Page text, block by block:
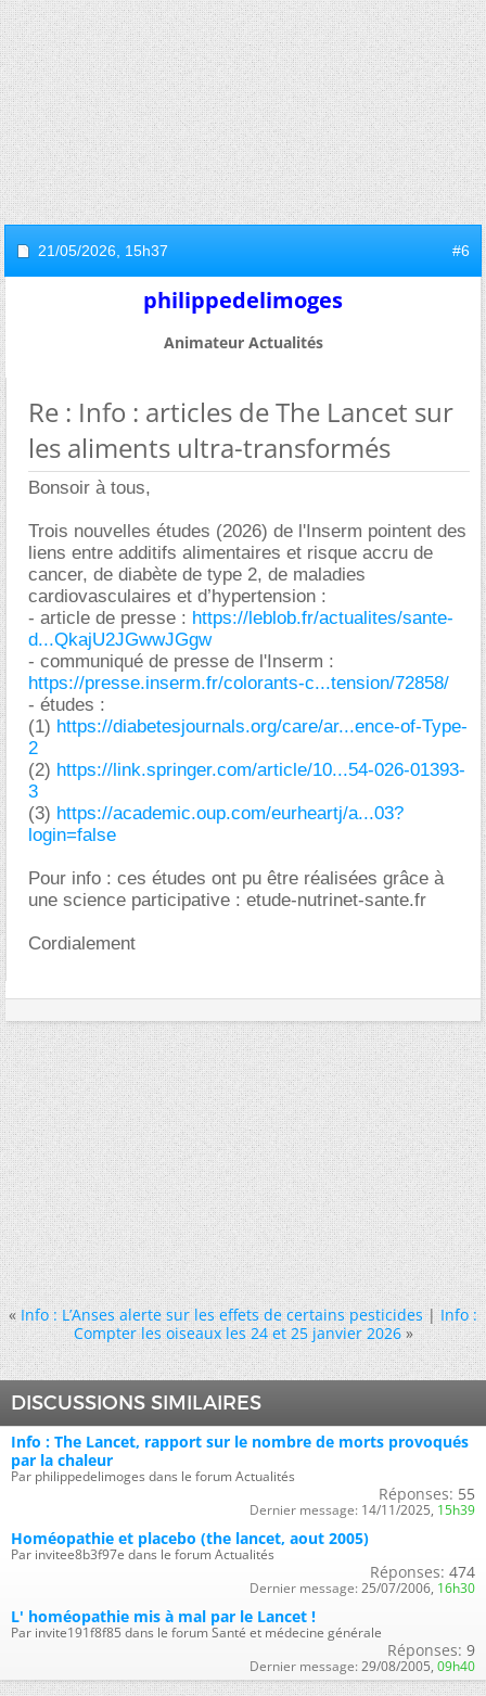
21/05/2026, 15h37 #6
philippedelimoges
Animateur Actualités
Re : Info : articles de The Lancet sur
les aliments ultra-transformés
Bonsoir à tous,
Trois nouvelles études (2026) de l'Inserm pointent des
liens entre additifs alimentaires et risque accru de
cancer, de diabète de type 2, de maladies
cardiovasculaires et d’hypertension :
- article de presse : https://leblob.fr/actualites/sante-
d...QkajU2JGwwJGgw
- communiqué de presse de l'Inserm :
https://presse.inserm.fr/colorants-c...tension/72858/
- études :
(1) https://diabetesjournals.org/care/ar...ence-of-Type-
2
(2) https://link.springer.com/article/10...54-026-01393-
3
(3) https://academic.oup.com/eurheartj/a...03?
login=false
Pour info : ces études ont pu être réalisées grâce à
une science participative : etude-nutrinet-sante.fr
Cordialement
« Info : L’Anses alerte sur les effets de certains pesticides|Info :
Compter les oiseaux les 24 et 25 janvier 2026 »
DISCUSSIONS SIMILAIRES
Info : The Lancet, rapport sur le nombre de morts provoqués
par la chaleur
Par philippedelimoges dans le forum Actualités
Réponses: 55
Dernier message: 14/11/2025, 15h39
Homéopathie et placebo (the lancet, aout 2005)
Par invitee8b3f97e dans le forum Actualités
Réponses: 474
Dernier message: 25/07/2006, 16h30
L' homéopathie mis à mal par le Lancet !
Par invite191f8f85 dans le forum Santé et médecine générale
Réponses: 9
Dernier message: 29/08/2005, 09h40